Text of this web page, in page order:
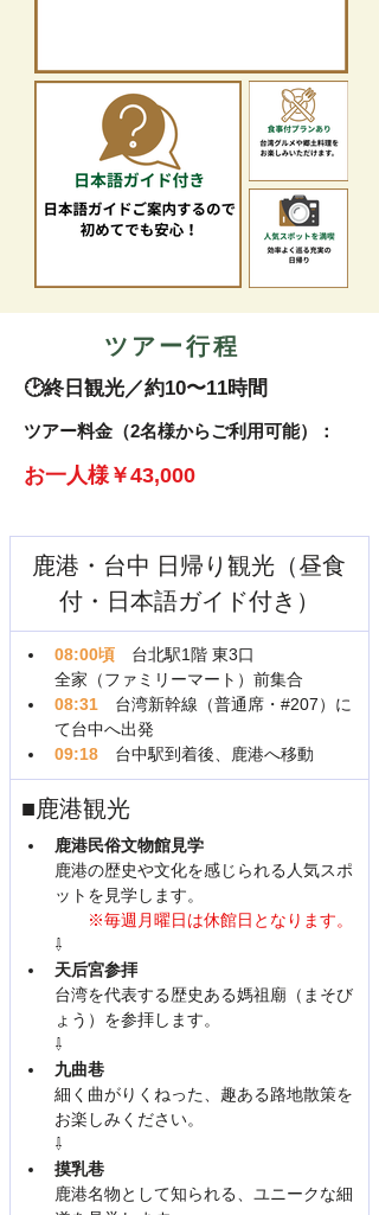
​ツアー行程
🕑終日観光／約10〜11時間
​ツアー料金（2名様からご利用可能）：
お一人様￥43,000
鹿港・台中 日帰り観光（昼食
付・日本語ガイド付き）
08:00頃 台北駅1階 東3口
全家（ファミリーマート）前集合
08:31 台湾新幹線（普通席・#207）に
て台中へ出発
09:18 台中駅到着後、鹿港へ移動
■鹿港観光
鹿港民俗文物館見学
鹿港の歴史や文化を感じられる人気スポ
ットを見学します。
※毎週月曜日は休館日となります。
⇩
天后宮参拝
台湾を代表する歴史ある媽祖廟（まそび
ょう）を参拝します。
⇩
九曲巷
細く曲がりくねった、趣ある路地散策を
お楽しみください。
⇩
摸乳巷
鹿港名物として知られる、ユニークな細